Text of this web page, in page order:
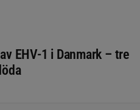
EHV-1 i Danmark – tre